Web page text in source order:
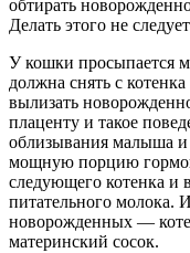
обтирать
Делать этого не
У кошки просыпается
должна снять с
вылизать
плаценту и такое
облизывания малыша и
мощную порцию
следующего котенка и
питательного молока.
новорожденных —
материнский сосок.